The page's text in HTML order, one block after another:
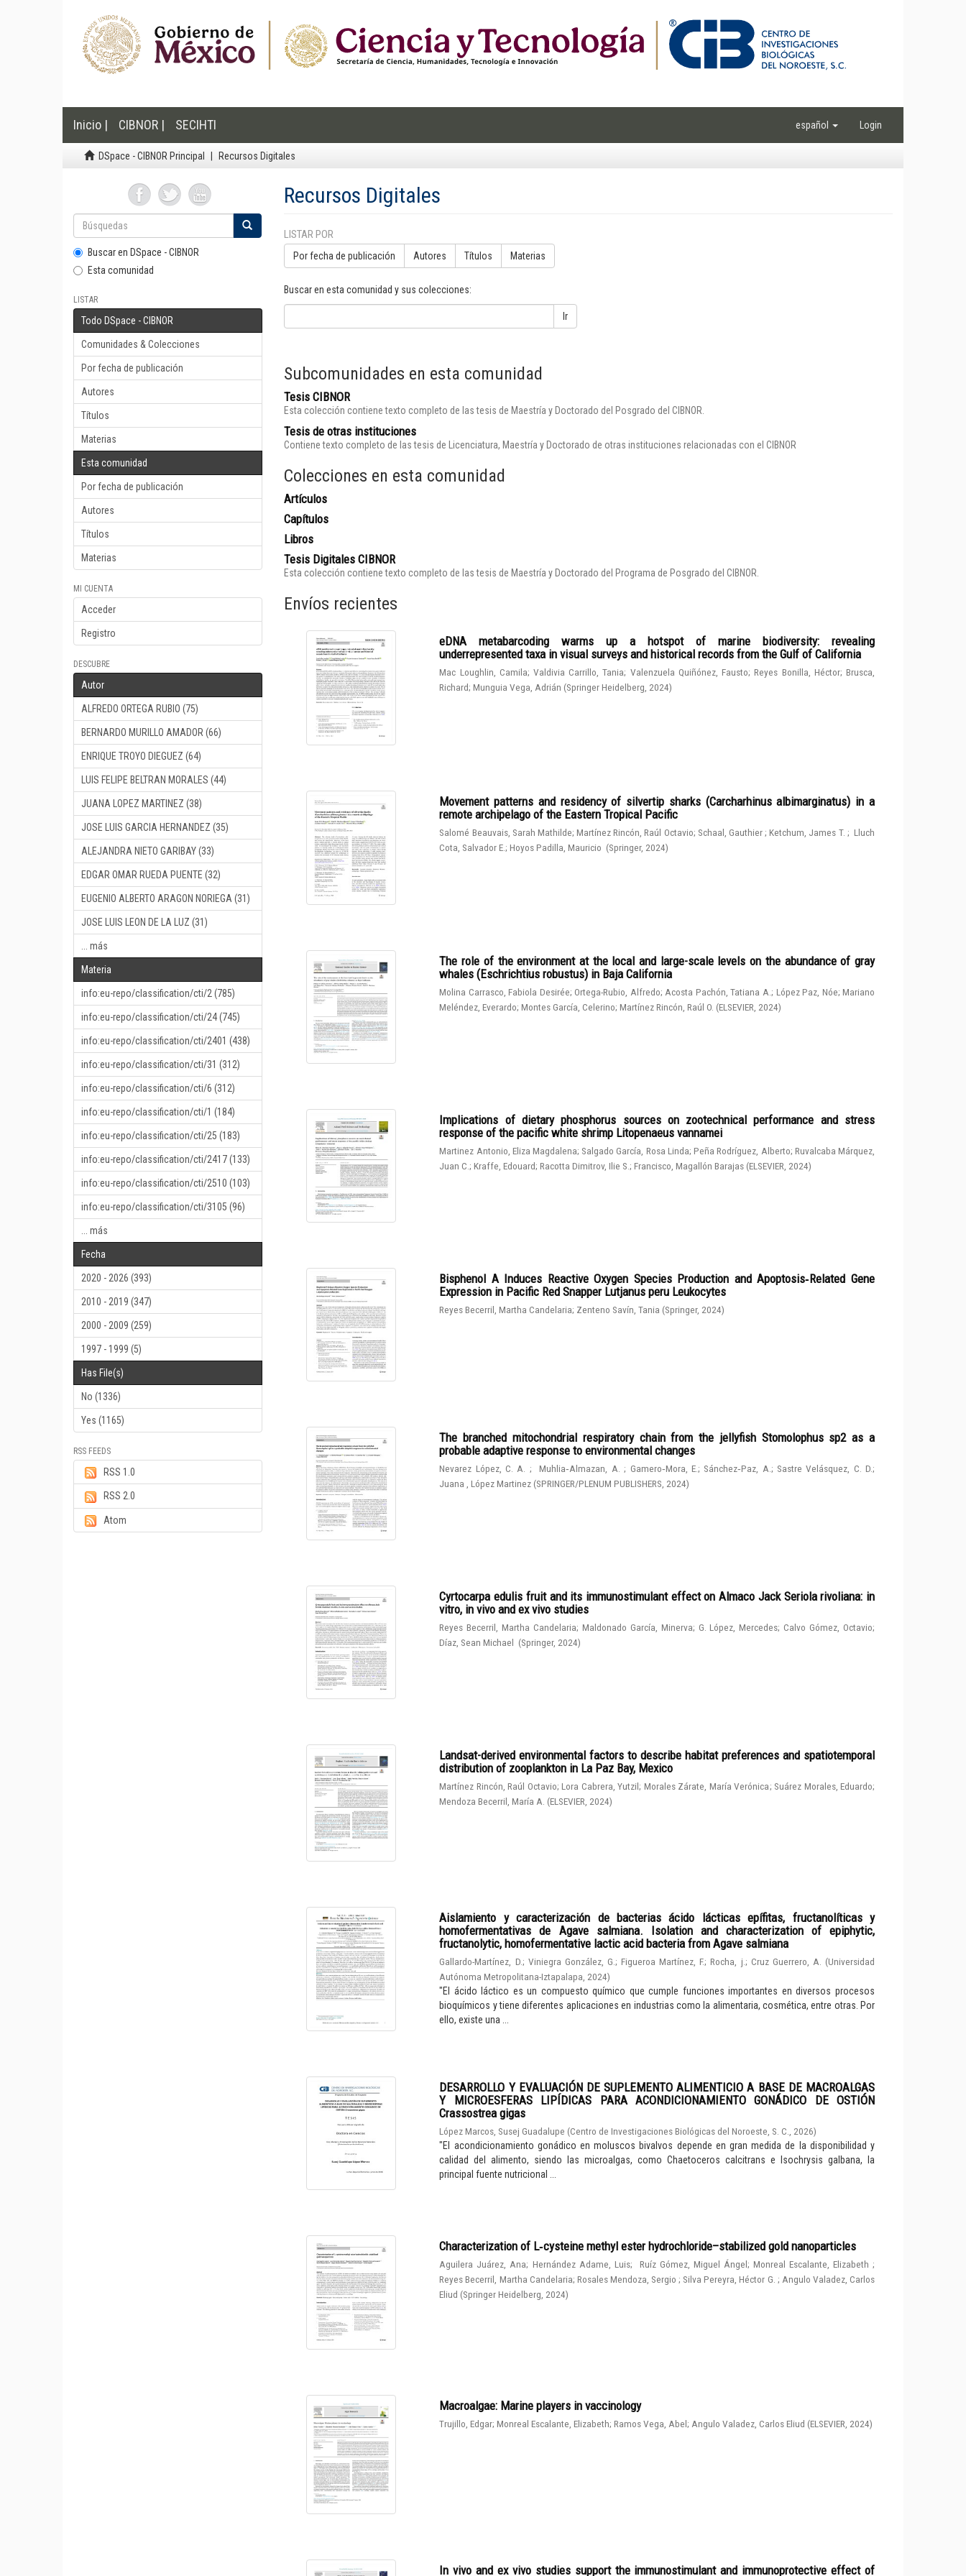
Inicio | CIBNOR | SECIHTI español Login
DSpace - CIBNOR Principal Recursos Digitales
Buscar en DSpace - CIBNOR
Esta comunidad
LISTAR
Todo DSpace - CIBNOR
Comunidades & Colecciones
Por fecha de publicación
Autores
Títulos
Materias
Esta comunidad
Por fecha de publicación
Autores
Títulos
Materias
MI CUENTA
Acceder
Registro
DESCUBRE
Autor
ALFREDO ORTEGA RUBIO (75)
BERNARDO MURILLO AMADOR (66)
ENRIQUE TROYO DIEGUEZ (64)
LUIS FELIPE BELTRAN MORALES (44)
JUANA LOPEZ MARTINEZ (38)
JOSE LUIS GARCIA HERNANDEZ (35)
ALEJANDRA NIETO GARIBAY (33)
EDGAR OMAR RUEDA PUENTE (32)
EUGENIO ALBERTO ARAGON NORIEGA (31)
JOSE LUIS LEON DE LA LUZ (31)
... más
Materia
info:eu-repo/classification/cti/2 (785)
info:eu-repo/classification/cti/24 (745)
info:eu-repo/classification/cti/2401 (438)
info:eu-repo/classification/cti/31 (312)
info:eu-repo/classification/cti/6 (312)
info:eu-repo/classification/cti/1 (184)
info:eu-repo/classification/cti/25 (183)
info:eu-repo/classification/cti/2417 (133)
info:eu-repo/classification/cti/2510 (103)
info:eu-repo/classification/cti/3105 (96)
... más
Fecha
2020 - 2026 (393)
2010 - 2019 (347)
2000 - 2009 (259)
1997 - 1999 (5)
Has File(s)
No (1336)
Yes (1165)
RSS FEEDS
RSS 1.0
RSS 2.0
Atom
Recursos Digitales
LISTAR POR
Por fecha de publicación Autores Títulos Materias
Buscar en esta comunidad y sus colecciones:
Ir
Subcomunidades en esta comunidad
Tesis CIBNOR
Esta colección contiene texto completo de las tesis de Maestría y Doctorado del Posgrado del CIBNOR.
Tesis de otras instituciones
Contiene texto completo de las tesis de Licenciatura, Maestría y Doctorado de otras instituciones relacionadas con el CIBNOR
Colecciones en esta comunidad
Artículos
Capítulos
Libros
Tesis Digitales CIBNOR
Esta colección contiene texto completo de las tesis de Maestría y Doctorado del Programa de Posgrado del CIBNOR.
Envíos recientes
eDNA metabarcoding warms up a hotspot of marine biodiversity: revealing
underrepresented taxa in visual surveys and historical records from the Gulf of California
Mac Loughlin, Camila;Valdivia Carrillo, Tania; Valenzuela Quiñónez, Fausto;Reyes Bonilla, Héctor; Brusca,
Richard;Munguia Vega, Adrián (Springer Heidelberg 2024)
Movement patterns and residency of silvertip sharks (Carcharhinus albimarginatus) in a
remote archipelago of the Eastern Tropical Pacific
Salomé Beauvais, Sarah Mathilde;Martínez Rincón, Raúl Octavio; Schaal, Gauthier;Ketchum, James T. ; Lluch
Cota, Salvador E.;Hoyos Padilla, Mauricio (Springer, 2024)
The role of the environment at the local and large-scale levels on the abundance of gray
whales (Eschrichtius robustus) in Baja California
Molina Carrasco, Fabiola Desirée;Ortega-Rubio, Alfredo; Acosta Pachón, Tatiana A. ; López Paz, Nóe;Mariano
Meléndez, Everardo;Montes García, Celerino;Martínez Rincón, Raúl O. (ELSEVIER 2024)
Implications of dietary phosphorus sources on zootechnical performance and stress
response of the pacific white shrimp Litopenaeus vannamei
Martinez Antonio, Eliza Magdalena; Salgado García, Rosa Linda;Peña Rodríguez, Alberto; Ruvalcaba Márquez,
Juan C.;Kraffe, Edouard;Racotta Dimitrov, Ilie S.;Francisco, Magallón Barajas (ELSEVIER 2024)
Bisphenol A Induces Reactive Oxygen Species Production and Apoptosis‑Related Gene
Expression in Pacific Red Snapper Lutjanus peru Leukocytes
Reyes Becerril, Martha Candelaria; Zenteno Savín, Tania (Springer, 2024)
The branched mitochondrial respiratory chain from the jellyfish Stomolophus sp2 as a
probable adaptive response to environmental changes
Nevarez López, C. A. ; Muhlia‑Almazan, A.; Gamero‑Mora, E.; Sánchez‑Paz, A. ; Sastre Velásquez, C. D.;
Juana , López Martinez (SPRINGER/PLENUM PUBLISHERS 2024)
Cyrtocarpa edulis fruit and its immunostimulant effect on Almaco Jack Seriola rivoliana: in
vitro, in vivo and ex vivo studies
Reyes Becerril, Martha Candelaria; Maldonado García, Minerva; G. López, Mercedes;Calvo Gómez, Octavio;
Díaz, Sean Michael (Springer, 2024)
Landsat-derived environmental factors to describe habitat preferences and spatiotemporal
distribution of zooplankton in La Paz Bay, Mexico
Martínez Rincón, Raúl Octavio;Lora Cabrera, Yutzil; Morales Zárate, María Verónica; Suárez Morales, Eduardo;
Mendoza Becerril, María A. (ELSEVIER, 2024)
Aislamiento y caracterización de bacterias ácido lácticas epífitas, fructanolíticas y
homofermentativas de Agave salmiana. Isolation and characterization of epiphytic,
fructanolytic, homofermentative lactic acid bacteria from Agave salmiana
Gallardo-Martínez, D.; Viniegra González, G. ; Figueroa Martínez, F.;Rocha, j. ; Cruz Guerrero, A. (Universidad
Autónoma Metropolitana-Iztapalapa 2024)
"El ácido láctico es un compuesto químico que cumple funciones importantes en diversos procesos
bioquímicos y tiene diferentes aplicaciones en industrias como la alimentaria, cosmética, entre otras. Por
ello, existe una ...
DESARROLLO Y EVALUACIÓN DE SUPLEMENTO ALIMENTICIO A BASE DE MACROALGAS
Y MICROESFERAS LIPÍDICAS PARA ACONDICIONAMIENTO GONÁDICO DE OSTIÓN
Crassostrea gigas
López Marcos, Susej Guadalupe (Centro de Investigaciones Biológicas del Noroeste, S. C., 2026)
"El acondicionamiento gonádico en moluscos bivalvos depende en gran medida de la disponibilidad y
calidad del alimento, siendo las microalgas, como Chaetoceros calcitrans e Isochrysis galbana, la
principal fuente nutricional ...
Characterization of L‑cysteine methyl ester hydrochloride–stabilized gold nanoparticles
Aguilera Juárez, Ana; Hernández Adame, Luis; Ruíz Gómez, Miguel Ángel; Monreal Escalante, Elizabeth;
Reyes Becerril, Martha Candelaria; Rosales Mendoza, Sergio; Silva Pereyra, Héctor G. ; Angulo Valadez, Carlos
Eliud (Springer Heidelberg, 2024)
Macroalgae: Marine players in vaccinology
Trujillo, Edgar;Monreal Escalante, Elizabeth;Ramos Vega, Abel; Angulo Valadez, Carlos Eliud (ELSEVIER 2024)
In vivo and ex vivo studies support the immunostimulant and immunoprotective effect of